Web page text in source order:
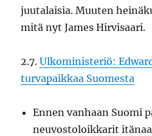
juutalaisia. Muuten
mitä nyt James Hirvisaari.
2.7.Ulkoministeriö:
turvapaikkaa Suomesta
Ennen vanhaan Suomi
neuvostoloikkarit